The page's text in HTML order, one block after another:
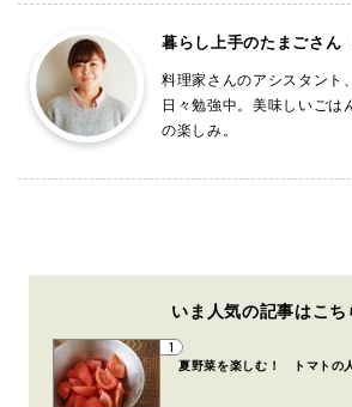
暮らし上手のたまごさん
料理家さんのアシスタント
日々勉強中。美味しいごは
の楽しみ。
いま人気の記事はこち
1
夏野菜を楽しむ！ トマトの